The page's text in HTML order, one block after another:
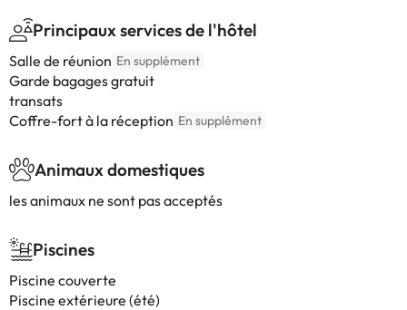
Principaux services de l'hôtel
Salle de réunion En supplément
Garde bagages gratuit
transats
Coffre-fort à la réception En supplément
Animaux domestiques
les animaux ne sont pas acceptés
Piscines
Piscine couverte
Piscine extérieure (été)